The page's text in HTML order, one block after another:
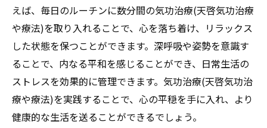
えば、毎日のルーチンに数分間の気功治療(天啓気功治療
や療法)を取り入れることで、心を落ち着け、リラックス
した状態を保つことができます。深呼吸や姿勢を意識す
ることで、内なる平和を感じることができ、日常生活の
ストレスを効果的に管理できます。気功治療(天啓気功治
療や療法)を実践することで、心の平穏を手に入れ、より
健康的な生活を送ることができるでしょう。